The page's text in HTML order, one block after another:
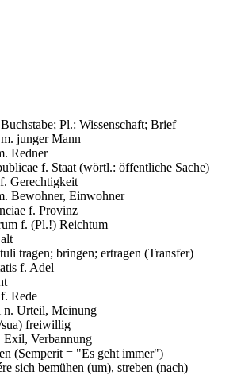
Buchstabe; Pl.: Wissenschaft; Brief
junger Mann
Redner
f. Staat (wörtl.: öffentliche Sache)
Gerechtigkeit
Bewohner, Einwohner
f. Provinz
f. (Pl.!) Reichtum
alt
tragen; bringen; ertragen (Transfer)
f. Adel
Rede
n. Urteil, Meinung
freiwillig
Exil, Verbannung
(Semperit = "Es geht immer")
sich bemühen (um), streben (nach)